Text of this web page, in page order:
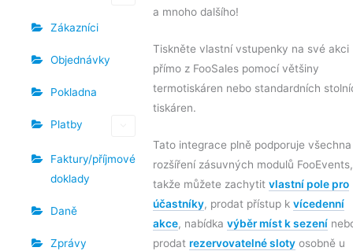
Zákazníci
Objednávky
Pokladna
Platby
Faktury/příjmové
doklady
Daně
Zprávy
a mnoho dalšího!
Tiskněte vlastní vstupenky na své akci
přímo z FooSales pomocí většiny
termotiskáren nebo standardních
tiskáren.
Tato integrace plně podporuje všechna
rozšíření zásuvných modulů FooEvents,
takže můžete zachytit vlastní pole pro
účastníky, prodat přístup k vícedenní
akce, nabídka výběr míst k sezení
prodat rezervovatelné sloty osobně u